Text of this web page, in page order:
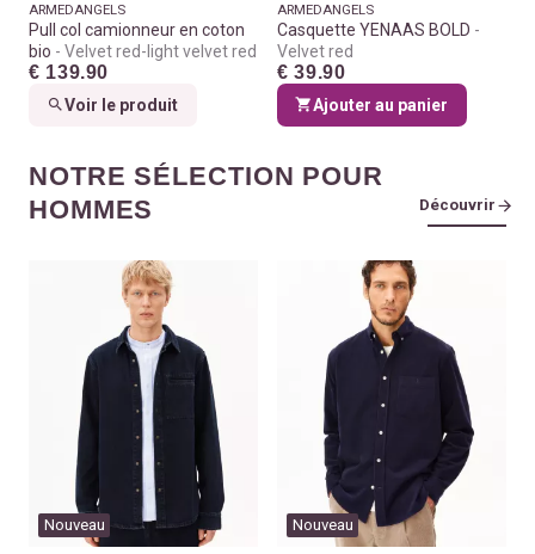
ARMEDANGELS
Pull col camionneur en coton
bio
Velvet red-light velvet red
€ 139.90
Voir le produit
ARMEDANGELS
Casquette YENAAS BOLD
Velvet red
€ 39.90
Ajouter au panier
NOTRE SÉLECTION POUR
HOMMES
Découvrir
Nouveau Nouveau